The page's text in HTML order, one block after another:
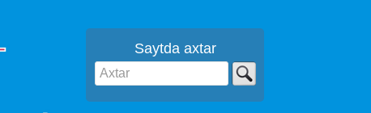
Saytda axtar